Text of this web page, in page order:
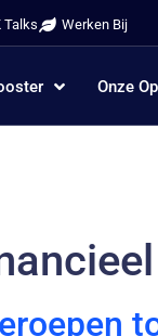
Talks Werken Bij
Onze